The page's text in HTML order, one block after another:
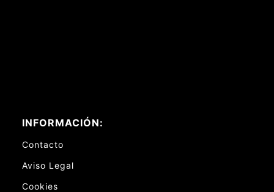
INFORMACIÓN:
Contacto
Aviso Legal
Cookies